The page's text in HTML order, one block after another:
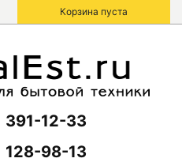
Корзина пуста
391-12-33
128-98-13